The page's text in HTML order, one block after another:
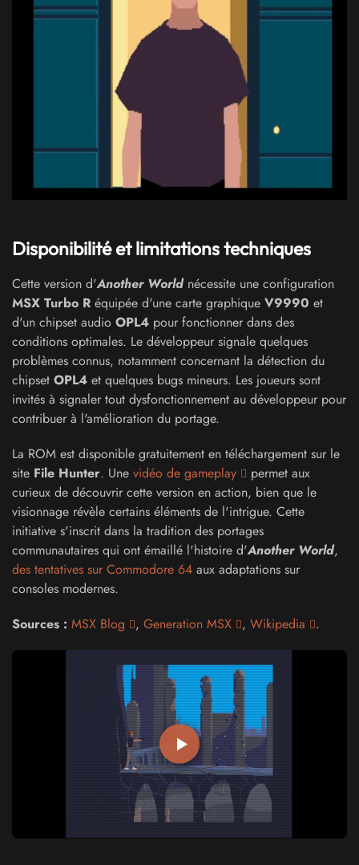
Disponibilité et limitations techniques
Cette version d'Another Worldnécessite une configuration
MSX Turbo R équipée d'une carte graphique V9990 et
d'un chipset audio OPL4 pour fonctionner dans des
conditions optimales. Le développeur signale quelques
problèmes connus, notamment concernant la détection du
chipset OPL4 et quelques bugs mineurs. Les joueurs sont
invités à signaler tout dysfonctionnement au développeur pour
contribuer à l'amélioration du portage.
La ROM est disponible gratuitement en téléchargement sur le
site File Hunter. Une vidéo de gameplay
permet aux
curieux de découvrir cette version en action, bien que le
visionnage révèle certains éléments de l'intrigue. Cette
initiative s'inscrit dans la tradition des portages
communautaires qui ont émaillé l'histoire d'Another World,
des tentatives sur Commodore 64 aux adaptations sur
consoles modernes.
Sources : MSX Blog , Generation MSX , Wikipedia .